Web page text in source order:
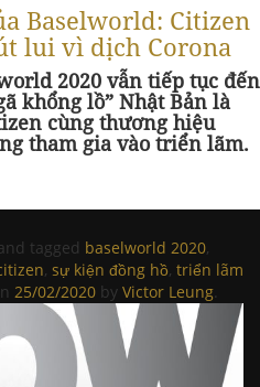
Baselworld: Citizen
lui vì dịch Corona
2020 vẫn tiếp tục đến
khổng lồ” Nhật Bản là
cùng thương hiệu
tham gia vào triển lãm.
tagged baselworld 2020,
, sự kiện đồng hồ, triển lãm
25/02/2020 by Victor Leung.